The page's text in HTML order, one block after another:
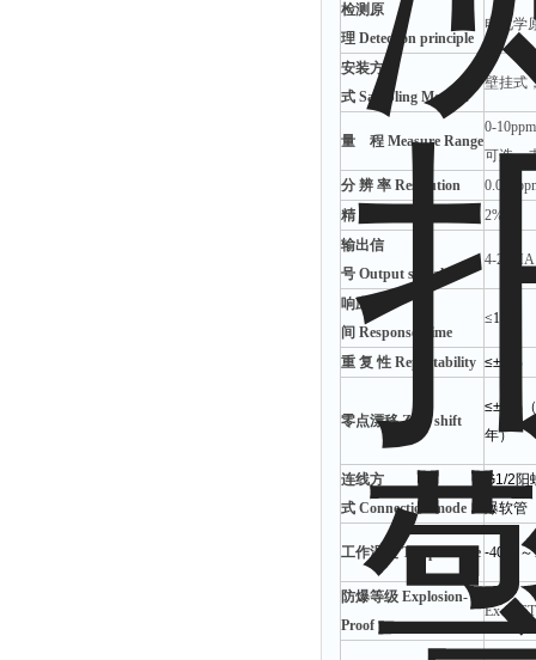
检测原
理 Detection principle
电化学
安装方
式 Sampling Method
壁挂式
量 程 Measure Range
0-
可选，
分 辨 率 Resolution
精 度 Precision
2%FS
输出信
号 Output signal
4-
响应时
间 Response Time
≤10S
重 复 性 Repeatability ≤±1%
零点漂移 Z ero shift
≤±1%
年）
连线方
式 Connection mode
G1/2
爆软管
工作温度 Temperature -40 ℃～
防爆等级 Explosion-
Proof
Ex